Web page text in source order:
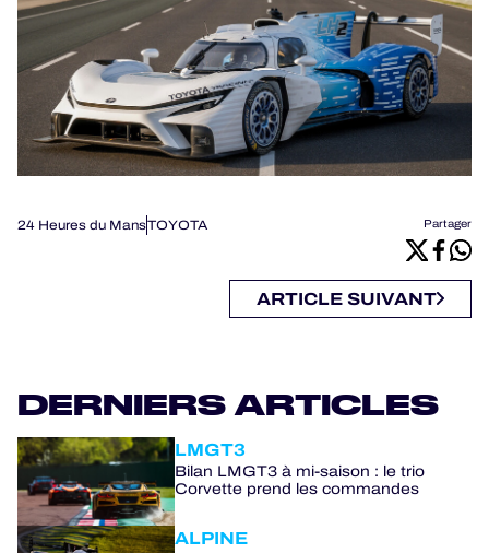
24 Heures du MansTOYOTA Partager
ARTICLE SUIVANT
DERNIERS ARTICLES
LMGT3
Bilan LMGT3 à mi-saison : le trio
Corvette prend les commandes
ALPINE